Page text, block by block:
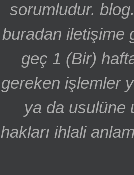
sorumludur.
buradan iletişime
geç 1 (Bir)
gereken işlemler
ya da usulüne
hakları ihlali